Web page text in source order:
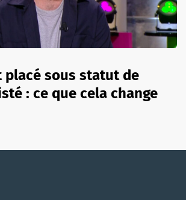
placé sous statut de
: ce que cela change